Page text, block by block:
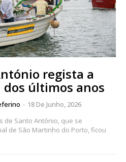
regista a
últimos anos
- 18 De Junho, 2026
de Santo António, que se
de São Martinho do Porto, ficou